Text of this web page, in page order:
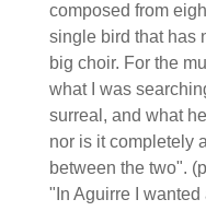
composed from
single bird that has
big choir. For the
what I was
surreal, and what
nor is it completely
between the two".
"In Aguirre I